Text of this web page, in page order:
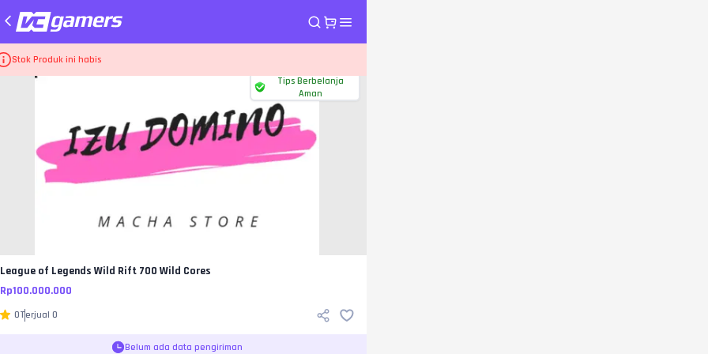
Stok Produk ini habis
Top Up Game League of Legends Wild Rift
Tips Berbelanja
Aman
League of Legends Wild Rift 700 Wild Cores
Rp100.000.000
0Terjual 0
Belum ada data pengiriman